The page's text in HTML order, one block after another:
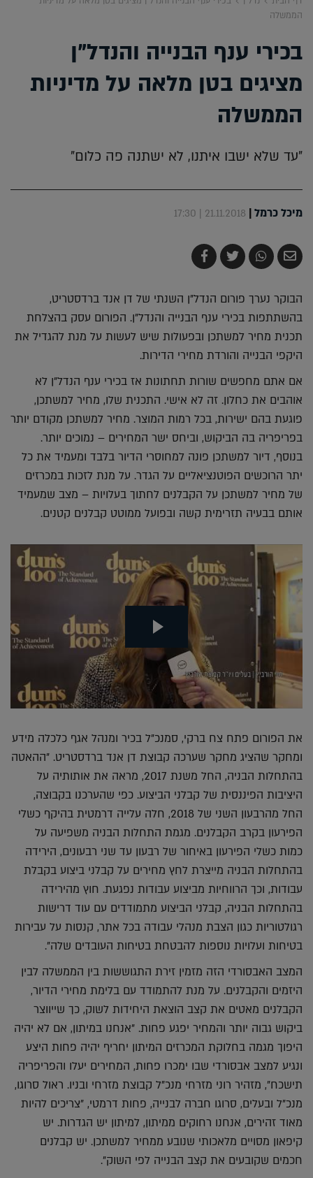
הממשלה
בכירי ענף הבנייה והנדל"ן
מציגים בטן מלאה על מדיניות
הממשלה
"עד שלא ישבו איתנו, לא ישתנה פה כלום"
מיכל כרמל|
21.11.2018 | 17:30
שלח
בדואר
שתף
ב-
צייץ
ב-
שתף
ב-
הבוקר נערך פורום הנדל"ן השנתי של דן אנד ברדסטריט,
בהשתתפות בכירי ענף הבנייה והנדל"ן. הפורום עסק בהצלחת
תכנית מחיר למשתכן ובפעולות שיש לעשות על מנת להגדיל את
היקפי הבנייה והורדת מחירי הדירות.
אם אתם מחפשים שורות תחתונות אז בכירי ענף הנדל"ן לא
אוהבים את כחלון. זה לא אישי. התכנית שלו, מחיר למשתכן,
פוגעת בהם ישירות, בכל רמות המוצר. מחיר למשתכן מקודם יותר
בפריפריה בה הביקוש, וביחס ישר המחירים – נמוכים יותר.
בנוסף, דיור למשתכן פונה למחוסרי הדיור בלבד ומעמיד את כל
יתר הרוכשים הפוטנציאליים על הגדר. על מנת לזכות במכרזים
של מחיר למשתכן על הקבלנים לחתוך בעלויות – מצב שמעמיד
אותם בבעיה תזרימית קשה ובפועל ממוטט קבלנים קטנים.
את הפורום פתח צח ברקי, סמנכ"ל בכיר ומנהל אגף כלכלה מידע
ומחקר שהציג מחקר שערכה קבוצת דן אנד ברדסטריט. "ההאטה
בהתחלות הבניה, החל משנת 2017, מראה את אותותיה על
היציבות הפיננסית של קבלני הביצוע. כפי שהערכנו בקבוצה,
החל מהרבעון השני של 2018, חלה עלייה דרמטית בהיקף כשלי
הפירעון בקרב הקבלנים. מגמת התחלות הבניה משפיעה על
כמות כשלי הפירעון באיחור של רבעון עד שני רבעונים, הירידה
בהתחלות הבניה מייצרת לחץ מחירים על קבלני ביצוע בקבלת
עבודות, וכך הרווחיות מביצוע עבודות נפגעת. חוץ מהירידה
בהתחלות הבניה, קבלני הביצוע מתמודדים עם עוד דרישות
רגולטוריות כגון הצבת מנהלי עבודה בכל אתר, קנסות על עבירות
בטיחות ועלויות נוספות להבטחת בטיחות העובדים שלה".
המצב האבסורדי הזה מזמין זירת התגוששות בין הממשלה לבין
היזמים והקבלנים. על מנת להתמודד עם בלימת מחירי הדיור,
הקבלנים מאטים את קצב הוצאת היחידות לשוק, כך שייווצר
ביקוש גבוה יותר והמחיר יפגע פחות. "אנחנו במיתון, אם לא יהיה
היפוך מגמה בחלוקת המכרזים המיתון יחריף יהיה פחות היצע
ונגיע למצב אבסורדי שבו ימכרו פחות, המחירים יעלו והפריפריה
תישכח", מזהיר רוני מזרחי מנכ"ל קבוצת מזרחי ובניו. ראול סרוגו,
מנכ"ל ובעלים, סרוגו חברה לבנייה, פחות דרמטי, "צריכים להיות
מאוד זהירים, אנחנו רחוקים ממיתון, למיתון יש הגדרות. יש
קיפאון מסויים מלאכותי שנובע ממחיר למשתכן. יש קבלנים
חכמים שקובעים את קצב הבנייה לפי השוק".